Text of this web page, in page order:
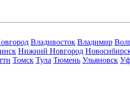
Владивосток Владимир
Нижний Новгород
Томск Тула Тюмень Ульяновск